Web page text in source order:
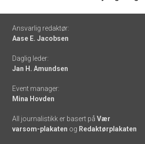
Footer
-
links
Ansvarlig redaktør:
Aase E. Jacobsen
Daglig leder:
Jan H. Amundsen
Event manager:
Mina Hovden
All journalistikk er basert på Vær
varsom-plakaten og Redaktørplakaten